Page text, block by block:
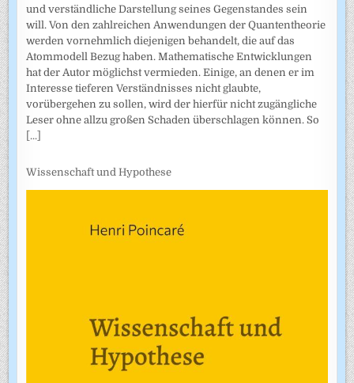
und verständliche Darstellung seines Gegenstandes sein
will. Von den zahlreichen Anwendungen der Quantentheorie
werden vornehmlich diejenigen behandelt, die auf das
Atommodell Bezug haben. Mathematische Entwicklungen
hat der Autor möglichst vermieden. Einige, an denen er im
Interesse tieferen Verständnisses nicht glaubte,
vorübergehen zu sollen, wird der hierfür nicht zugängliche
Leser ohne allzu großen Schaden überschlagen können. So
[...]
Wissenschaft und Hypothese